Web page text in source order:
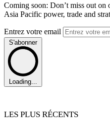
Coming soon: Don’t miss out
Asia Pacific power, trade and
Entrez votre email
S'abonner
Loading...
LES PLUS RÉCENTS